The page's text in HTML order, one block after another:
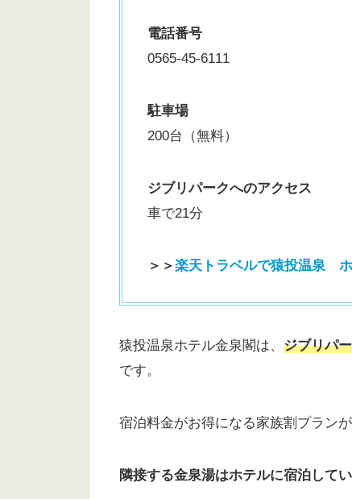
電話番号
0565-45-6111
駐車場
200台（無料）
ジブリパークへのアクセス
車で21分
＞＞楽天トラベルで猿投温泉
猿投温泉ホテル金泉閣は、 ジブリパ
です。
宿泊料金がお得になる家族割プラン
隣接する金泉湯はホテルに宿泊して